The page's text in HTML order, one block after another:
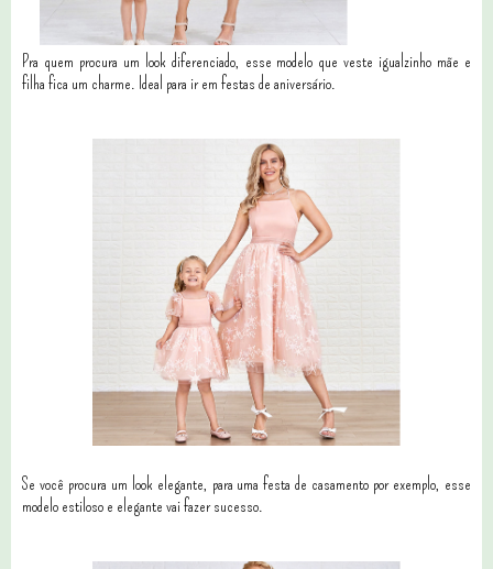
Pra quem procura um look diferenciado, esse modelo que veste igualzinho mãe e
filha fica um charme. Ideal para ir em festas de aniversário.
Se você procura um look elegante, para uma festa de casamento por exemplo, esse
modelo estiloso e elegante vai fazer sucesso.